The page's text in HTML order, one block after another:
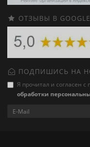
ОТЗЫВЫ В GOOGLE
ПОДПИШИСЬ НА
Я прочитал и согласен с
обработки